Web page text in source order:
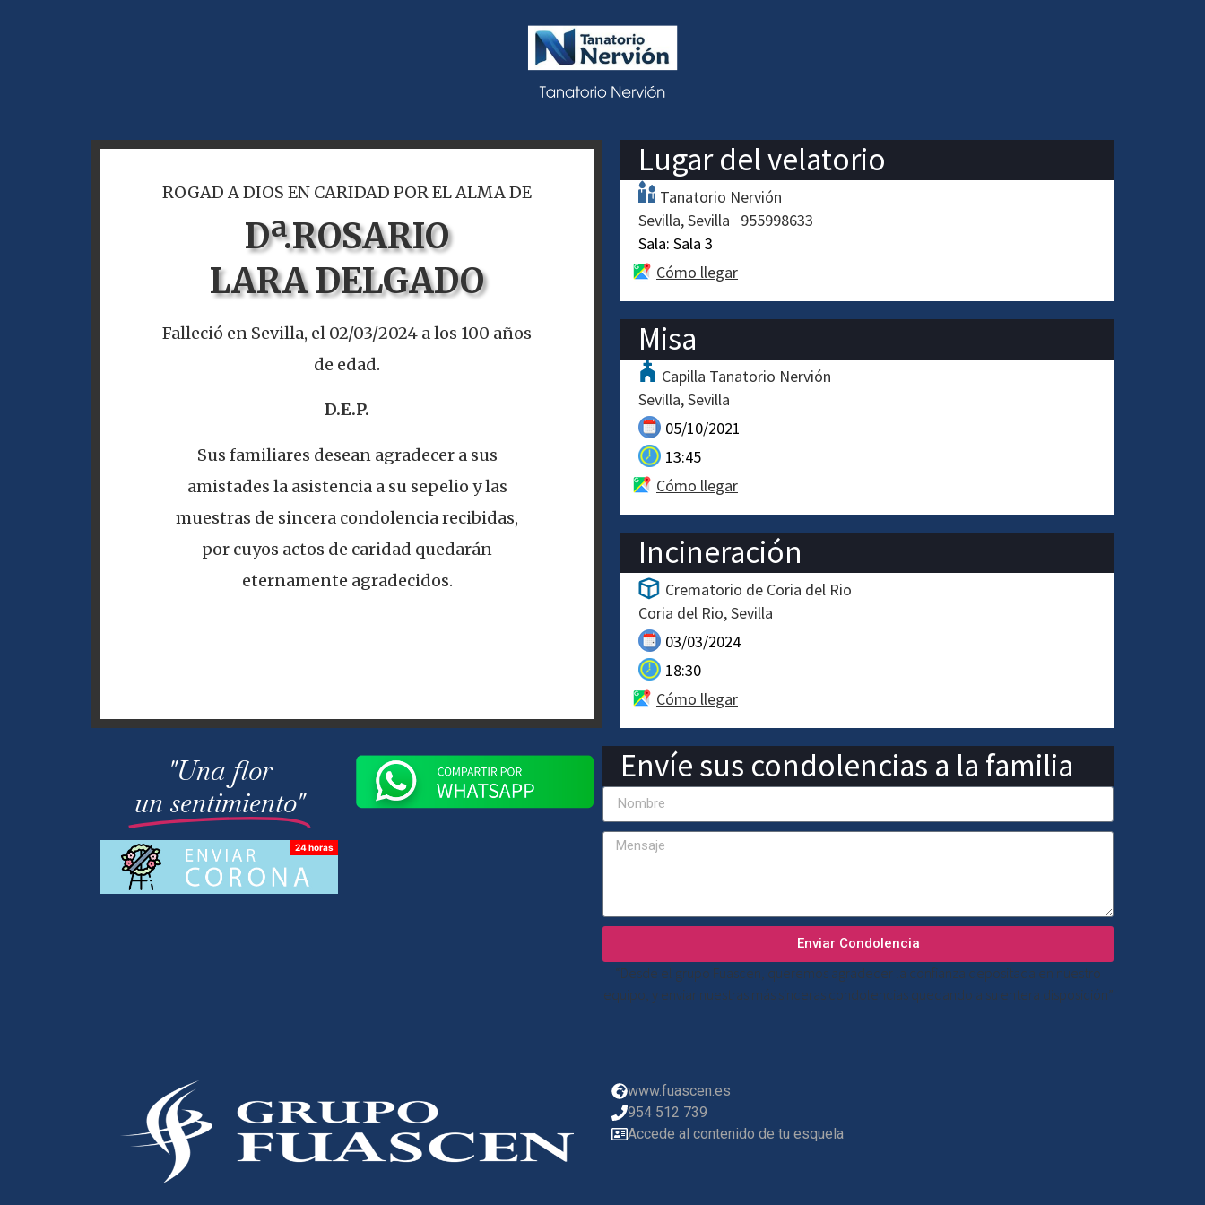
ROGAD A DIOS EN CARIDAD POR EL ALMA DE
Dª.ROSARIO
LARA DELGADO
Falleció en Sevilla, el 02/03/2024 a los 100 años
de edad.
D.E.P.
Sus familiares desean agradecer a sus
amistades la asistencia a su sepelio y las
muestras de sincera condolencia recibidas,
por cuyos actos de caridad quedarán
eternamente agradecidos.
Lugar del velatorio
Tanatorio Nervión
Sevilla Sevilla
955998633
Sala: Sala 3
Cómo llegar
Misa
Capilla Tanatorio Nervión
Sevilla Sevilla
05/10/2021
13:45
Cómo llegar
Incineración
Crematorio de Coria del Rio
Coria del Rio Sevilla
03/03/2024
18:30
Cómo llegar
"Una flor
un sentimiento"
Envíe sus condolencias a la familia
Enviar Condolencia
“Desde el grupo Fuascen, queremos agradecer la confianza depositada en nuestro
equipo, y enviar nuestras más sinceras condolencias quedando a su entera disposición”
www.fuascen.es
954 512 739
Accede al contenido de tu esquela